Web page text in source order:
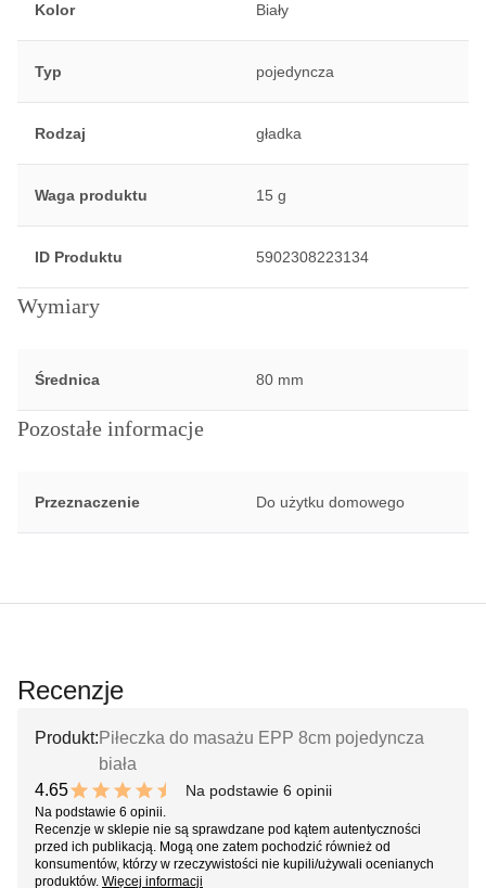
Kolor Biały
Typ pojedyncza
Rodzaj gładka
Waga produktu 15 g
ID Produktu 5902308223134
Wymiary
Średnica 80 mm
Pozostałe informacje
Przeznaczenie Do użytku domowego
Recenzje
Produkt: Piłeczka do masażu EPP 8cm pojedyncza
biała
4.65
9.3 out of 10 stars
Na podstawie 6 opinii
Na podstawie 6 opinii.
Recenzje w sklepie nie są sprawdzane pod kątem autentyczności
przed ich publikacją. Mogą one zatem pochodzić również od
konsumentów, którzy w rzeczywistości nie kupili/używali ocenianych
produktów. Więcej informacji